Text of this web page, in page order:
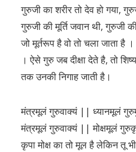
गुरुजी का शरीर तो देव हो गया,
गुरुजी की मूर्ति जवान थी, गुरुजी
जो मूर्तरूप है वो तो चला जाता है
। ऐसे गुरु जब दीक्षा देते है, तो
तक उनकी निगाह जाती है।
मंत्रमूलं गुरुवाक्यं || ध्यानमूलं
मंत्रमूलं गुरुवाक्यं || मोक्षमूलं
कृपा मोक्ष का तो मूल है लेकिन तू